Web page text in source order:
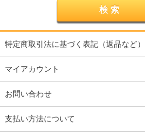
特定商取引法に基づく表記（返品など）
マイアカウント
お問い合わせ
支払い方法について